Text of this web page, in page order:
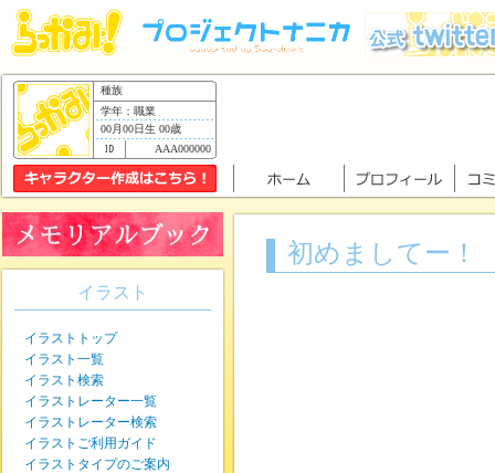
種族
学年：職業
00月00日生 00歳
AAA000000
初めましてー！
イラスト
イラストトップ
イラスト一覧
イラスト検索
イラストレーター一覧
イラストレーター検索
イラストご利用ガイド
イラストタイプのご案内